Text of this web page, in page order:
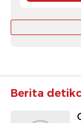
Berita